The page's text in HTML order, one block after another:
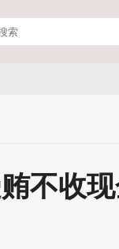
不收